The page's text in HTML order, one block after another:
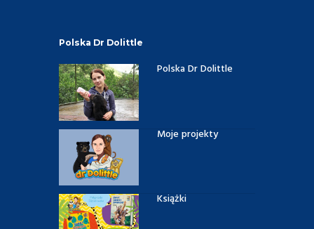
Polska Dr Dolittle
Polska Dr Dolittle
Moje projekty
Książki